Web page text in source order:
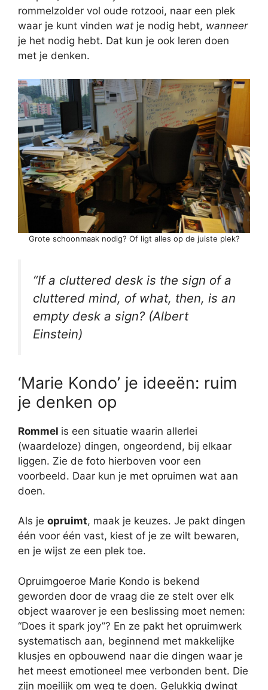
rommelzolder vol oude rotzooi, naar een plek
waar je kunt vinden wat je nodig hebt, wanneer
je het nodig hebt. Dat kun je ook leren doen
met je denken.
Grote schoonmaak nodig? Of ligt alles op de juiste plek?
“If a cluttered desk is the sign of a
cluttered mind, of what, then, is an
empty desk a sign? (Albert
Einstein)
‘Marie Kondo’ je ideeën: ruim
je denken op
Rommel is een situatie waarin allerlei
(waardeloze) dingen, ongeordend, bij elkaar
liggen. Zie de foto hierboven voor een
voorbeeld. Daar kun je met opruimen wat aan
doen.
Als je opruimt, maak je keuzes. Je pakt dingen
één voor één vast, kiest of je ze wilt bewaren,
en je wijst ze een plek toe.
Opruimgoeroe Marie Kondo is bekend
geworden door de vraag die ze stelt over elk
object waarover je een beslissing moet nemen:
“Does it spark joy”? En ze pakt het opruimwerk
systematisch aan, beginnend met makkelijke
klusjes en opbouwend naar die dingen waar je
het meest emotioneel mee verbonden bent. Die
zijn moeilijk om weg te doen. Gelukkig dwingt